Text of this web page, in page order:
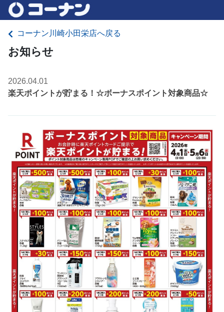
コーナン川崎小田栄店へ戻る
お知らせ
2026.04.01
楽天ポイントが貯まる！☆ボーナスポイント対象商品☆